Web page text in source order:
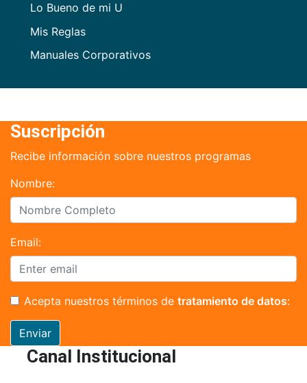
Lo Bueno de mi U
Mis Reglas
Manuales Corporativos
Suscripción
Recibe información sobre nuestros programas
Nombre:
Email:
Acepta nuestros términos de tratamiento de datos:
Enviar
Canal Institucional